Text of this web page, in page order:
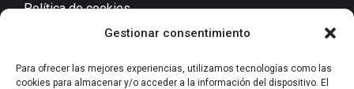
Gestionar consentimiento
Para ofrecer las mejores experiencias, utilizamos tecnologías como las
cookies para almacenar y/o acceder a la información del dispositivo. El
Política de cookies
Accesibilidad